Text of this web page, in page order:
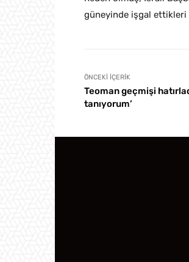
güneyinde işgal
ÖNCEKI İÇERIK
Teoman geçmişi
tanıyorum’